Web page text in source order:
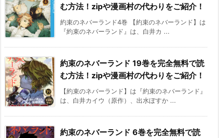
む方法！zipや漫画村の代わりをご紹介！
約束のネバーランド4巻 【約束のネバーランド】は
『約束のネバーランド』は、白井カ ...
約束のネバーランド 19巻を完全無料で読
む方法！zipや漫画村の代わりをご紹介！
【約束のネバーランド】は『約束のネバーランド』
は、白井カイウ（原作）、出水ぽすか ...
約束のネバーランド 6巻を完全無料で読